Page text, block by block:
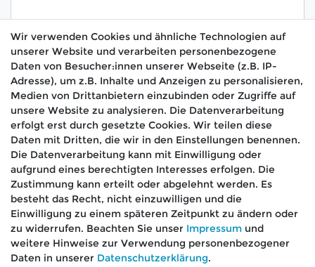
Hiermit bestätige ich, dass ich dieDaten­schutz­
erklärung gelesen habe. *
Absenden
🚚 Schneller Versand
📦 Kostenloser Versand ab 75 €
📞 Kostenlose Beratung per Telefon &
WhatsApp
Wir verwenden Cookies und ähnliche Technologien auf
unserer Website und verarbeiten personenbezogene
Daten von Besucher:innen unserer Webseite (z.B. IP-
Adresse), um z.B. Inhalte und Anzeigen zu personalisieren,
Medien von Drittanbietern einzubinden oder Zugriffe auf
unsere Website zu analysieren. Die Datenverarbeitung
erfolgt erst durch gesetzte Cookies. Wir teilen diese
Daten mit Dritten, die wir in den Einstellungen benennen.
Die Datenverarbeitung kann mit Einwilligung oder
aufgrund eines berechtigten Interesses erfolgen. Die
Zustimmung kann erteilt oder abgelehnt werden. Es
besteht das Recht, nicht einzuwilligen und die
Einwilligung zu einem späteren Zeitpunkt zu ändern oder
zu widerrufen. Beachten Sie unser Impressum und
weitere Hinweise zur Verwendung personenbezogener
Daten in unserer Daten­schutz­erklärung.